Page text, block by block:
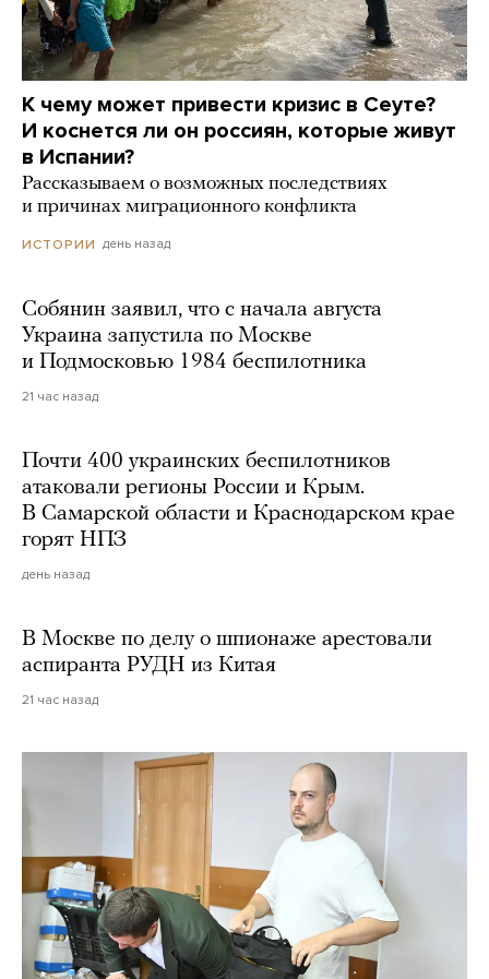
К чему может привести кризис в Сеуте?
И коснется ли он россиян, которые живут
в Испании?
Рассказываем о возможных последствиях
и причинах миграционного конфликта
ИСТОРИИ день назад
Собянин заявил, что с начала августа
Украина запустила по Москве
и Подмосковью 1984 беспилотника
21 час назад
Почти 400 украинских беспилотников
атаковали регионы России и Крым.
В Самарской области и Краснодарском крае
горят НПЗ
день назад
В Москве по делу о шпионаже арестовали
аспиранта РУДН из Китая
21 час назад